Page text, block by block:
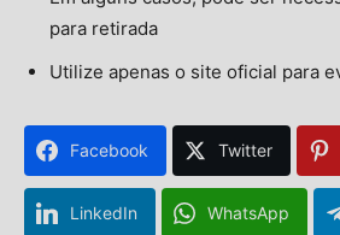
para retirada
Utilize apenas o site oficial para
Facebook Twitter
LinkedIn WhatsApp